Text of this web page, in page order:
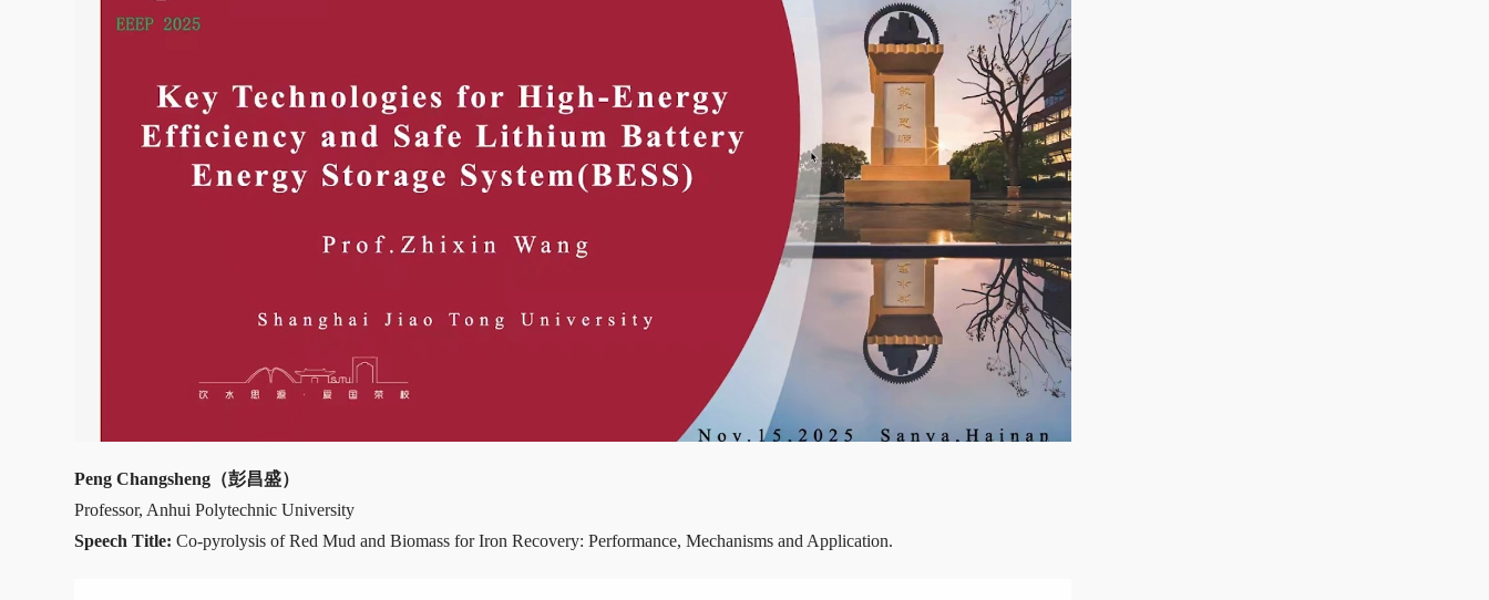
Peng Changsheng（彭昌盛）
Professor, Anhui Polytechnic University
Speech Title: Co-pyrolysis of Red Mud and Biomass for Iron Recovery: Performance, Mechanisms and Application.